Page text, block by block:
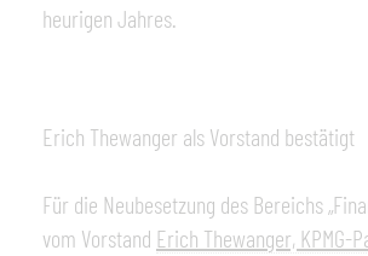
heurigen Jahres.
Erich Thewanger als Vorstand bestätigt
Für die Neubesetzung des Bereichs
vom Vorstand Erich Thewanger, KPMG-